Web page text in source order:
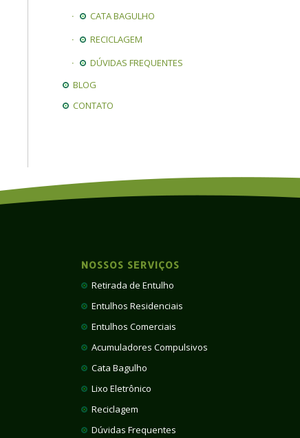
CATA BAGULHO
RECICLAGEM
DÚVIDAS FREQUENTES
BLOG
CONTATO
NOSSOS SERVIÇOS
Retirada de Entulho
Entulhos Residenciais
Entulhos Comerciais
Acumuladores Compulsivos
Cata Bagulho
Lixo Eletrônico
Reciclagem
Dúvidas Frequentes